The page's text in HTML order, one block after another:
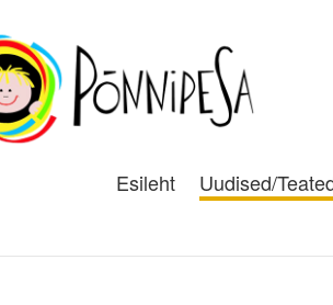
Esileht Uudised/